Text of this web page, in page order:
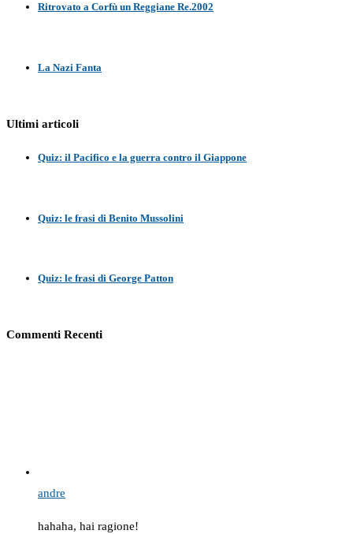
Ritrovato a Corfù un Reggiane Re.2002
La Nazi Fanta
Ultimi articoli
Quiz: il Pacifico e la guerra contro il Giappone
Quiz: le frasi di Benito Mussolini
Quiz: le frasi di George Patton
Commenti Recenti
andre
hahaha, hai ragione!